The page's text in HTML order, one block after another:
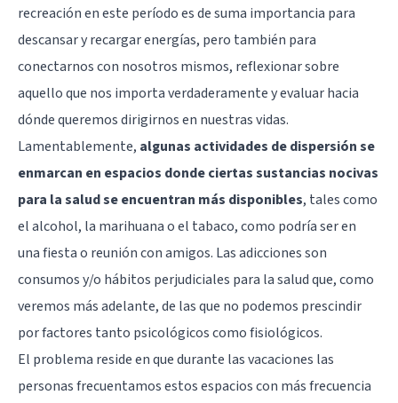
recreación en este período es de suma importancia para
descansar y recargar energías, pero también para
conectarnos con nosotros mismos, reflexionar sobre
aquello que nos importa verdaderamente y evaluar hacia
dónde queremos dirigirnos en nuestras vidas.
Lamentablemente, algunas actividades de dispersión se
enmarcan en espacios donde ciertas sustancias nocivas
para la salud se encuentran más disponibles, tales como
el alcohol, la marihuanao el tabaco, como podría ser en
una fiesta o reunión con amigos. Las adicciones son
consumos y/o hábitos perjudiciales para la salud que, como
veremos más adelante, de las que no podemos prescindir
por factores tanto psicológicos como fisiológicos.
El problema reside en que durante las vacaciones las
personas frecuentamos estos espacios con más frecuencia